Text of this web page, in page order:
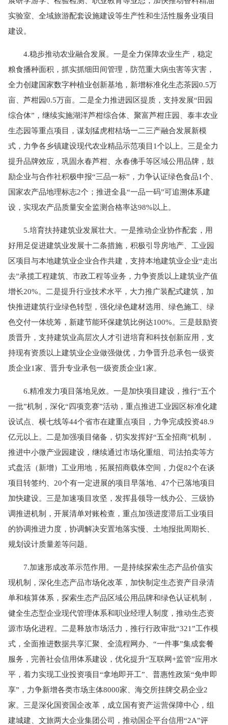
实验室、全域旅游配套设施建设等生产性和生活性服务业项目
建设。
4.稳步推动农业融合发展。一是全力保障农业生产，稳定
粮食播种面积，抓实抓细田间管理，防范重大病虫害等灾害，
全力创建国家数字种植业创新基地，新增标准化生态茶园0.5万
亩、芦柑园0.5万亩。二是全力推进园区提质，支持发展“田园
综合体”，继续实施湖洋芦柑综合体、聚富芦柑庄园、泰丰农业
生态园等重点项目，谋划猛虎柑桔场一二三产融合发展新模
式，力争各乡镇建设现代农业精品示范项目1个以上。三是全力
提升品牌效应，巩固永春芦柑、永春佛手等区域公用品牌，鼓
励企业与合作社积极申报“三品一标”，力争认证绿色食品1个、
国家农产品地理标志2个；推进全县“一品一码”可追溯体系建
设，实现农产品质量安全监测合格率达98%以上。
5.培育扶持建筑业发展壮大。一是推动企业协作配套，用
好用足促进建筑业发展十二条措施，积极引导房地产、工业园
区项目与本地建筑业企业合作共建，支持本地建筑业企业“走出
去”承揽工程建筑、市政工程等业务，力争资质以上建筑业产值
增长20%。二是提升行业技术水平，大力推广装配式建筑，加
快推进建筑行业绿色转型，强化绿色建材选用、绿色施工、绿
色交付一体统筹，新建节能环保建筑比例达100%。三是鼓励资
质晋升，支持建筑业高层次人才引进培育和科技创新应用，支
持现有资质以上建筑业企业做强做优，力争晋升总承包一级资
质企业1家、晋升专业承包一级资质企业1家。
6.精准发力项目落地见效。一是加快项目建设，推行“五个
一批”机制，深化“四项竞赛”活动，重点推进工业园区标准化建
设试点、横七线等44个省市在建重点项目，力争完成投资48.9
亿元以上。二是加强项目储备，切实发挥好“五全招商”机制，
推进中小微产业园建设，继续通过市场化重组、司法拍卖等方
式盘活（新增）工业用地，拓展招商载体空间，力促82个在谈
项目转签约、20个有一定进展的项目早落地、47个已落地项目
加快建设。三是加速项目攻坚，发挥县领导一线办公、三级协
调推进机制，开展清单对账检查，重点加强进度滞后工业项目
的协调推进力度，协调解决安置地落实慢、土地报批周期长、
规划设计质量差等问题。
7.加速形成改革示范作用。一是持续探索生态产品价值实
现机制，深化生态产品市场化改革，加快制定生态资产目录清
单和核算体系，探索生态产品区域公用品牌和绿色认证机制，
健全生态型企业现代管理体系和职业经理人制度，推动生态资
源市场化进程。二是释放市场活力，推行行政审批“321”工作模
式，全面推进数据共享汇聚、全流程网办、“一件事”集成套餐
服务，完善社会信用体系建设，优化提升“互联网+监管”应用水
平，着力实现工业投资项目“拿地即开工”、普惠性政策“免申即
享”，力争新增各类市场主体8000家、海交所挂牌交易企业2
家。三是深化国资国企改革，成立国有资产运营保障中心，组
建城建、文旅两大企业集团公司，推动国企平台信用“2A”评